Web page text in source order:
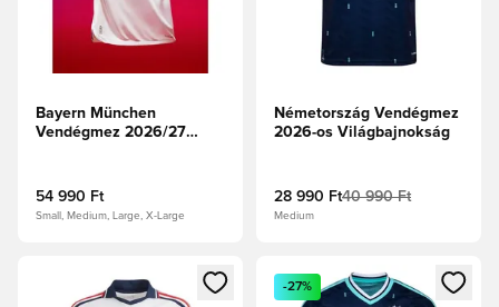
Bayern München
Vendégmez 2026/27
54 990 Ft
Small, Medium, Large, X-Large
Németország Vendégmez
2026-os Világbajnokság
28 990 Ft40 990 Ft
Medium
Megnyit egy modált a bejelentkezéshez vagy a tagként
Megnyit egy modált a
-27%